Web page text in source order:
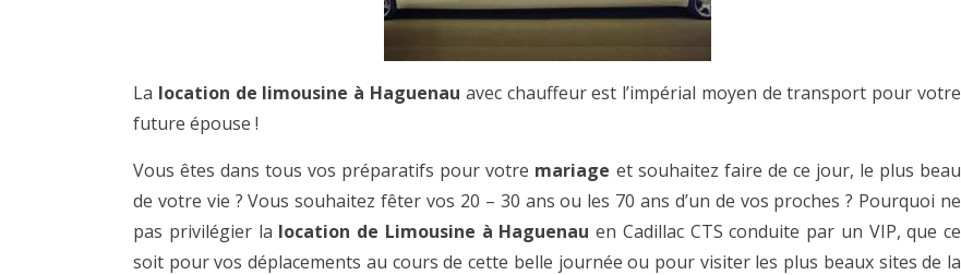
La location de limousine à Haguenau avec chauffeur est l’impérial moyen de transport pour votre
future épouse !
Vous êtes dans tous vos préparatifs pour votre mariage et souhaitez faire de ce jour, le plus beau
de votre vie ? Vous souhaitez fêter vos 20 – 30 ans ou les 70 ans d’un de vos proches ? Pourquoi ne
pas privilégier la location de Limousine à Haguenau en Cadillac CTS conduite par un VIP, que ce
soit pour vos déplacements au cours de cette belle journée ou pour visiter les plus beaux sites de la